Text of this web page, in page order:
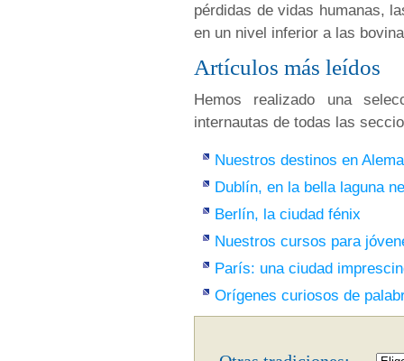
pérdidas de vidas humanas,
en un nivel inferior a las
Artículos más leídos
Hemos realizado una
internautas de todas las
Nuestros destinos en
Dublín, en la bella laguna
Berlín, la ciudad fénix
Nuestros cursos para
París: una ciudad
Orígenes curiosos de